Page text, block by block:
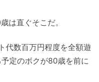
は直ぐそこだ。
代数百万円程度を全額遊
定のボクが80歳を前に